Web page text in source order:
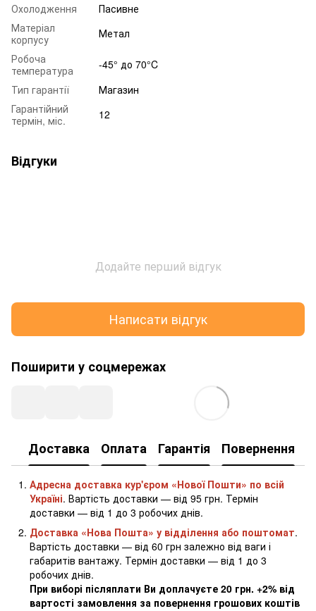
Охолодження
Пасивне
Матеріал
корпусу
Метал
Робоча
температура
-45° до 70°C
Тип гарантії
Магазин
Гарантійний
термін, міс.
12
Відгуки
Додайте перший відгук
Написати відгук
Поширити у соцмережах
Доставка Оплата Гарантія Повернення
Адресна доставка кур'єром «Нової Пошти» по всій
Україні. Вартість доставки — від 95 грн. Термін
доставки — від 1 до 3 робочих днів.
Доставка «Нова Пошта» у відділення або поштомат.
Вартість доставки — від 60 грн залежно від ваги і
габаритів вантажу. Термін доставки — від 1 до 3
робочих днів.
При виборі післяплати Ви доплачуєте 20 грн. +2% від
вартості замовлення за повернення грошових коштів